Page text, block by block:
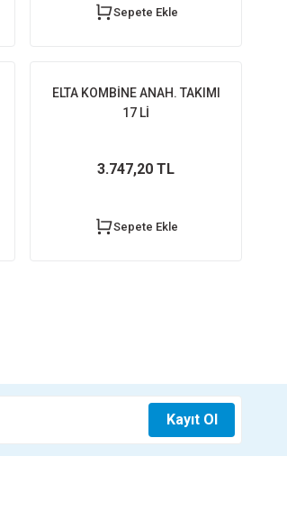
Sepete Ekle
ELTA KOMBİNE ANAH. TAKIMI
17 Lİ
3.747,20 TL
Sepete Ekle
Kayıt Ol